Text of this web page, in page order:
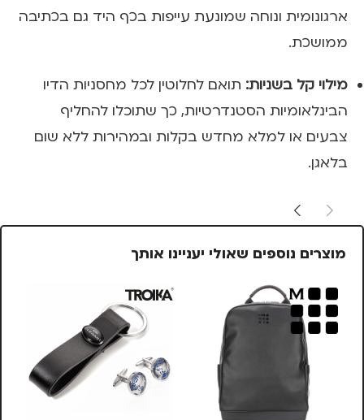
ארגונומית ונוחה שמונעת עייפות בכף היד גם בכתיבה
ממושכת.
מילוי קל בשניות: תואם לחלוטין לכל מחסניות הדיו
הבינלאומיות הסטנדרטיות, כך שתוכלו להחליף
צבעים או למלא מחדש בקלות ובמהירות ללא שום
בלאגן.
מוצרים נוספים שאולי יעניינו אותך